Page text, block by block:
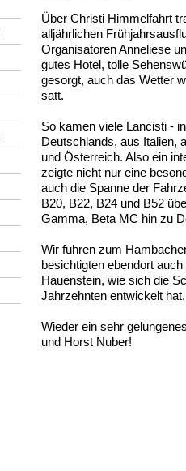
Über Christi Himmelfahrt
alljährlichen
Organisatoren Anneliese
gutes Hotel, tolle
gesorgt, auch das Wetter
satt.
So kamen viele Lancisti -
Deutschlands, aus Italien,
und Österreich. Also ein
zeigte nicht nur eine
auch die Spanne der
B20, B22, B24 und B52
Gamma, Beta MC hin zu
Wir fuhren zum
besichtigten ebendort
Hauenstein, wie sich die
Jahrzehnten entwickelt hat.
Wieder ein sehr
und Horst Nuber!